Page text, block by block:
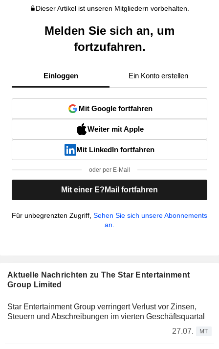
Dieser Artikel ist unseren Mitgliedern vorbehalten.
Melden Sie sich an, um
fortzufahren.
Einloggen Ein Konto erstellen
Mit Google fortfahren
Weiter mit Apple
Mit LinkedIn fortfahren
oder per E-Mail
Mit einer E?Mail fortfahren
Für unbegrenzten Zugriff, Sehen Sie sich unsere Abonnements
an.
Aktuelle Nachrichten zu The Star Entertainment
Group Limited
Star Entertainment Group verringert Verlust vor Zinsen,
Steuern und Abschreibungen im vierten Geschäftsquartal
27.07.
MT